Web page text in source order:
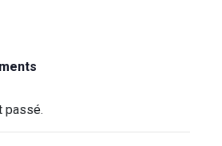
passé.